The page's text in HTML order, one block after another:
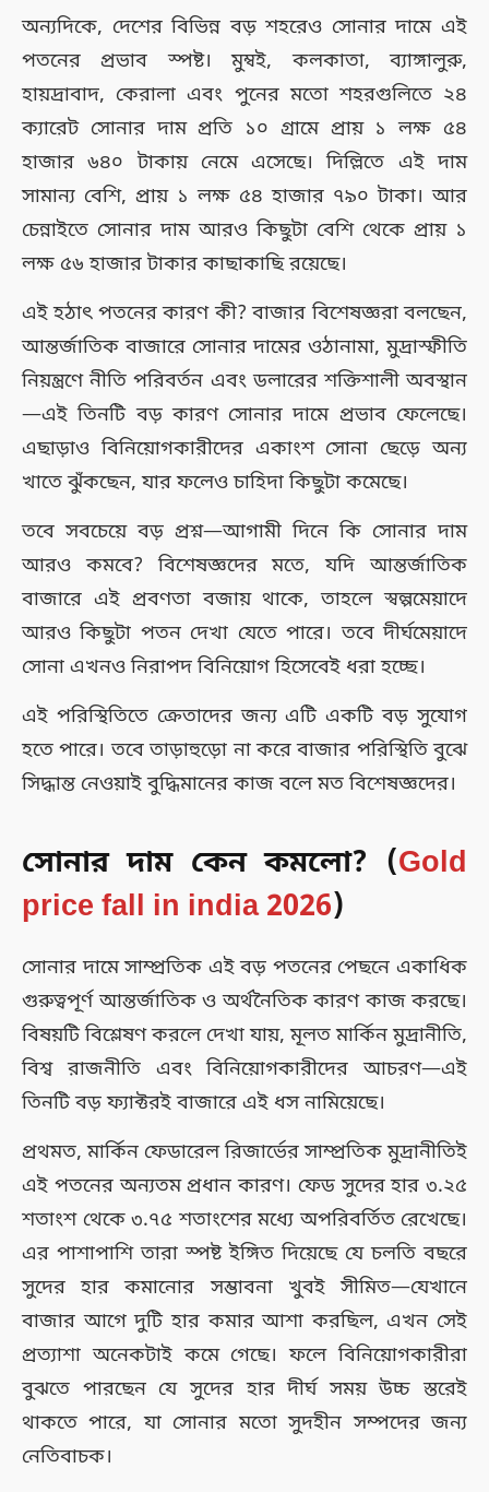
অন্যদিকে, দেশের বিভিন্ন বড় শহরেও সোনার দামে এই
পতনের প্রভাব স্পষ্ট। মুম্বই, কলকাতা, ব্যাঙ্গালুরু,
হায়দ্রাবাদ, কেরালা এবং পুনের মতো শহরগুলিতে ২৪
ক্যারেট সোনার দাম প্রতি ১০ গ্রামে প্রায় ১ লক্ষ ৫৪
হাজার ৬৪০ টাকায় নেমে এসেছে। দিল্লিতে এই দাম
সামান্য বেশি, প্রায় ১ লক্ষ ৫৪ হাজার ৭৯০ টাকা। আর
চেন্নাইতে সোনার দাম আরও কিছুটা বেশি থেকে প্রায় ১
লক্ষ ৫৬ হাজার টাকার কাছাকাছি রয়েছে।
এই হঠাৎ পতনের কারণ কী? বাজার বিশেষজ্ঞরা বলছেন,
আন্তর্জাতিক বাজারে সোনার দামের ওঠানামা, মুদ্রাস্ফীতি
নিয়ন্ত্রণে নীতি পরিবর্তন এবং ডলারের শক্তিশালী অবস্থান
—এই তিনটি বড় কারণ সোনার দামে প্রভাব ফেলেছে।
এছাড়াও বিনিয়োগকারীদের একাংশ সোনা ছেড়ে অন্য
খাতে ঝুঁকছেন, যার ফলেও চাহিদা কিছুটা কমেছে।
তবে সবচেয়ে বড় প্রশ্ন—আগামী দিনে কি সোনার দাম
আরও কমবে? বিশেষজ্ঞদের মতে, যদি আন্তর্জাতিক
বাজারে এই প্রবণতা বজায় থাকে, তাহলে স্বল্পমেয়াদে
আরও কিছুটা পতন দেখা যেতে পারে। তবে দীর্ঘমেয়াদে
সোনা এখনও নিরাপদ বিনিয়োগ হিসেবেই ধরা হচ্ছে।
এই পরিস্থিতিতে ক্রেতাদের জন্য এটি একটি বড় সুযোগ
হতে পারে। তবে তাড়াহুড়ো না করে বাজার পরিস্থিতি বুঝে
সিদ্ধান্ত নেওয়াই বুদ্ধিমানের কাজ বলে মত বিশেষজ্ঞদের।
সোনার দাম কেন কমলো? (Gold
price fall in india 2026)
সোনার দামে সাম্প্রতিক এই বড় পতনের পেছনে একাধিক
গুরুত্বপূর্ণ আন্তর্জাতিক ও অর্থনৈতিক কারণ কাজ করছে।
বিষয়টি বিশ্লেষণ করলে দেখা যায়, মূলত মার্কিন মুদ্রানীতি,
বিশ্ব রাজনীতি এবং বিনিয়োগকারীদের আচরণ—এই
তিনটি বড় ফ্যাক্টরই বাজারে এই ধস নামিয়েছে।
প্রথমত, মার্কিন ফেডারেল রিজার্ভের সাম্প্রতিক মুদ্রানীতিই
এই পতনের অন্যতম প্রধান কারণ। ফেড সুদের হার ৩.২৫
শতাংশ থেকে ৩.৭৫ শতাংশের মধ্যে অপরিবর্তিত রেখেছে।
এর পাশাপাশি তারা স্পষ্ট ইঙ্গিত দিয়েছে যে চলতি বছরে
সুদের হার কমানোর সম্ভাবনা খুবই সীমিত—যেখানে
বাজার আগে দুটি হার কমার আশা করছিল, এখন সেই
প্রত্যাশা অনেকটাই কমে গেছে। ফলে বিনিয়োগকারীরা
বুঝতে পারছেন যে সুদের হার দীর্ঘ সময় উচ্চ স্তরেই
থাকতে পারে, যা সোনার মতো সুদহীন সম্পদের জন্য
নেতিবাচক।